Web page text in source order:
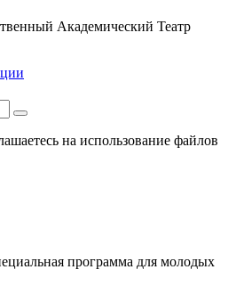
Академический Театр
на использование файлов
программа для молодых